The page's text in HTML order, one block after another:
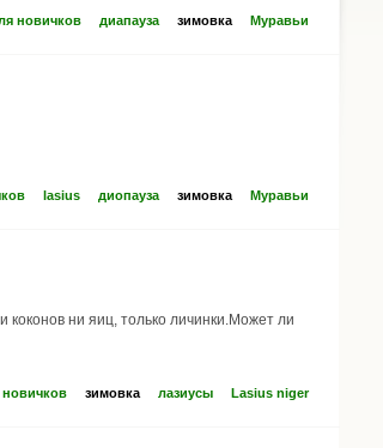
новичков диапауза зимовка Муравьи
lasius диопауза зимовка Муравьи
коконов ни яиц, только личинки.Может ли
зимовка лазиусы Lasius niger